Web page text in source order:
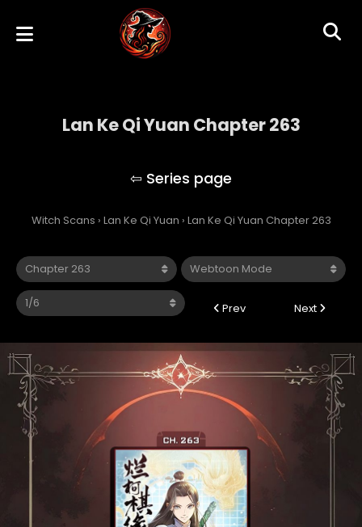
Lan Ke Qi Yuan Chapter 263
Witch Scans › Lan Ke Qi Yuan › Lan Ke Qi Yuan Chapter 263
Prev Next